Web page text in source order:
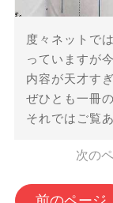
度々ネットで
っていますが
内容が天才す
ぜひとも一冊
それではご覧あ
次の